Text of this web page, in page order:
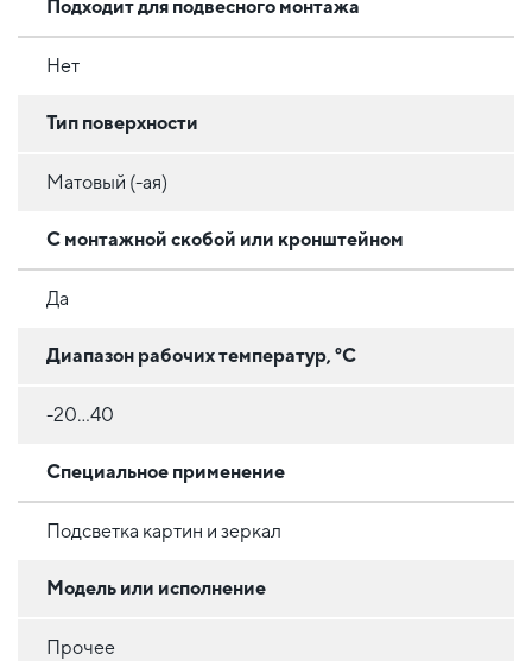
Подходит для подвесного монтажа
Нет
Тип поверхности
Матовый (-ая)
С монтажной скобой или кронштейном
Да
Диапазон рабочих температур, °C
-20…40
Специальное применение
Подсветка картин и зеркал
Модель или исполнение
Прочее